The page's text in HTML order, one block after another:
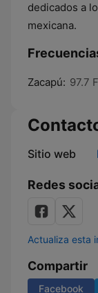
dedicados a
mexicana.
Zacapú: 97.7
Sitio web
Redes
Actualiza esta
Compartir
Facebook